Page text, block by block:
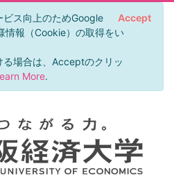
ス向上のためGoogle
情報（Cookie）の取得をい
場合は、Acceptのクリッ
More.
Accept